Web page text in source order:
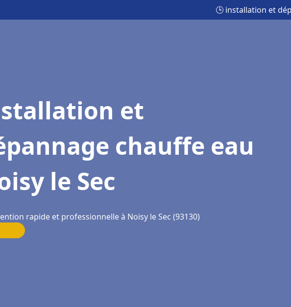
🕒 installation et
et
chauffe eau
le Sec
rapide et professionnelle à Noisy le Sec (93130)